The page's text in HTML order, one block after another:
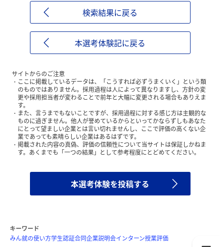
検索結果に戻る
本選考体験記に戻る
サイトからのご注意
ここに掲載しているデータは、「こうすれば必ずうまくいく」という類
のものではありません。採用過程は人によって異なりますし、方針の変
更や採用担当者が変わることで前年と大幅に変更される場合もありえま
す。
また、言うまでもないことですが、採用過程に対する感じ方は主観的な
ものに過ぎません。他人が誉めているからといってかならずしもあなた
にとって望ましい企業とは言い切れませんし、ここで評価の高くない企
業であっても素晴らしい企業はあるはずです。
掲載された内容の真偽、評価の信頼性について当サイトは保証しかねま
す。あくまでも「一つの結果」として参考程度にとどめてください。
本選考体験を投稿する
キーワード
みん就の使い方学生認証合同企業説明会インターン授業評価